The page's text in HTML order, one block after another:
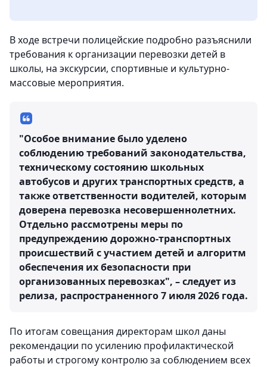
В ходе встречи полицейские подробно разъяснили
требования к организации перевозки детей в
школы, на экскурсии, спортивные и культурно-
массовые мероприятия.
"Особое внимание было уделено
соблюдению требований законодательства,
техническому состоянию школьных
автобусов и других транспортных средств, а
также ответственности водителей, которым
доверена перевозка несовершеннолетних.
Отдельно рассмотрены меры по
предупреждению дорожно-транспортных
происшествий с участием детей и алгоритм
обеспечения их безопасности при
организованных перевозках", – следует из
релиза, распространенного 7 июля 2026 года.
По итогам совещания директорам школ даны
рекомендации по усилению профилактической
работы и строгому контролю за соблюдением всех